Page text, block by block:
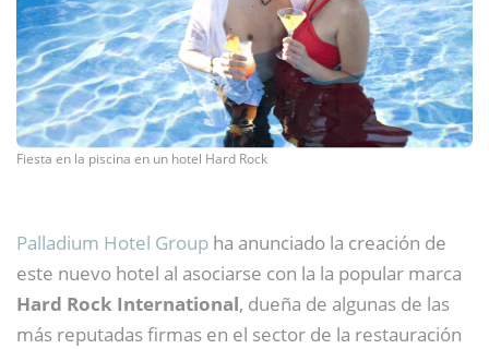
Fiesta en la piscina en un hotel Hard Rock
Palladium Hotel Group ha anunciado la creación de
este nuevo hotel al asociarse con la la popular marca
Hard Rock International, dueña de algunas de las
más reputadas firmas en el sector de la restauración